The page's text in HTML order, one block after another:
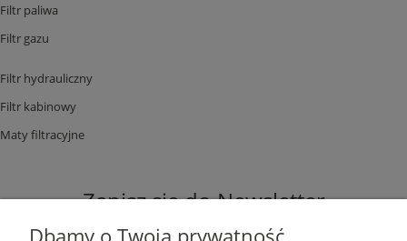
Filtr paliwa
Filtr gazu
Filtr hydrauliczny
Filtr kabinowy
Maty filtracyjne
Zapisz się do Newsletter